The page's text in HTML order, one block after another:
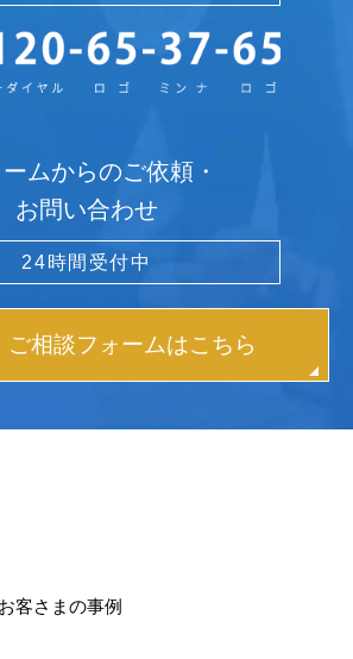
ムからのご依頼・
お問い合わせ
24時間受付中
ご相談フォームはこちら
客さまの事例